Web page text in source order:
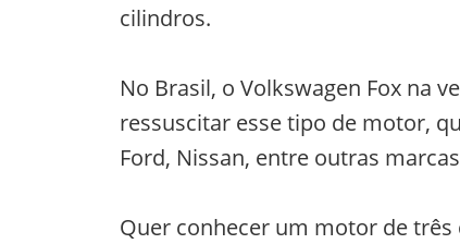
cilindros.
No Brasil, o Volkswagen Fox na
ressuscitar esse tipo de motor,
Ford, Nissan, entre outras
Quer conhecer um motor de três